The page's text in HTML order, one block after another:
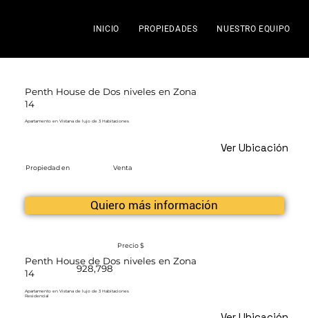
INICIO PROPIEDADES NUESTRO EQUIPO
Penth House de Dos niveles en Zona
14
Apartamento en Vistana de lujo de 3 Habitaciones
Propiedad en Venta
Quiero más información
Ver Ubicación
Penth House de Dos niveles en Zona
14
Apartamento en Vistana de lujo de 3 Habitaciones
Precio $
928,798
Residencial